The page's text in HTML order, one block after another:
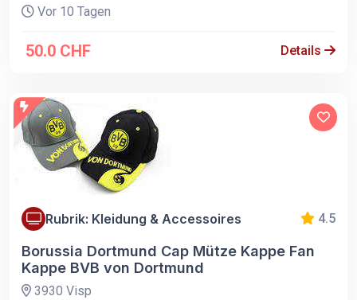
Vor 10 Tagen
50.0 CHF Details
Rubrik: Kleidung & Accessoires 4.5
Borussia Dortmund Cap Mütze Kappe Fan
Kappe BVB von Dortmund
3930 Visp